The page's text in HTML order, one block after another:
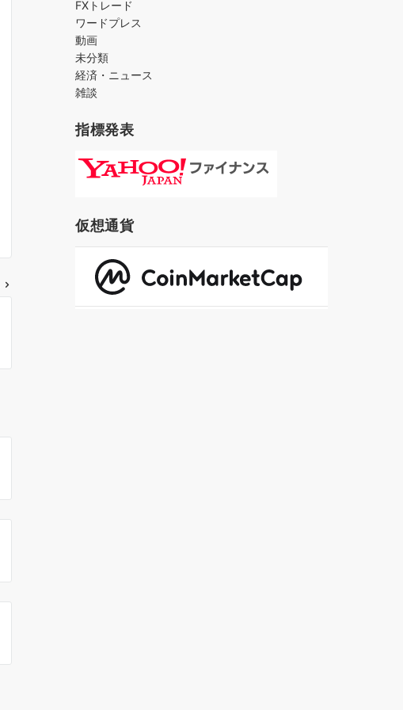
FXトレード
ワードプレス
動画
未分類
経済・ニュース
雑談
指標発表
仮想通貨